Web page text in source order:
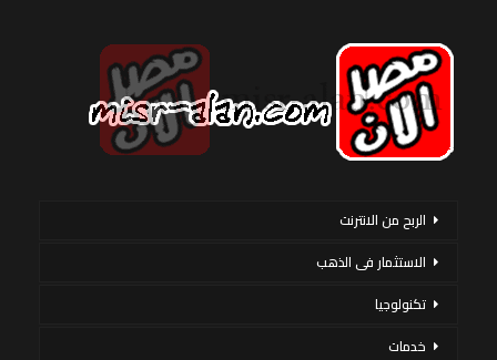
الربح من الانترنت
الاستثمار فى الذهب
تكنولوجيا
خدمات